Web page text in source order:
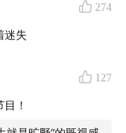
类播客。每期都
嘉宾选择、每期
「有知有行」，
274
迷失
127
！